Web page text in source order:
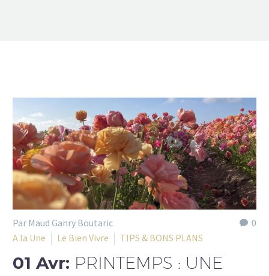
0
Par Maud Ganry Boutaric
A la Une
Le Bien Vivre TIPS & BONS PLANS
01 Avr: PRINTEMPS : UNE